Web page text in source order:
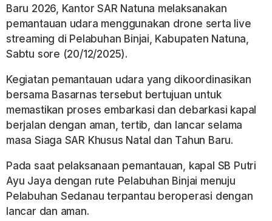
Baru 2026, Kantor SAR Natuna melaksanakan
pemantauan udara menggunakan drone serta live
streaming di Pelabuhan Binjai, Kabupaten Natuna,
Sabtu sore (20/12/2025).
Kegiatan pemantauan udara yang dikoordinasikan
bersama Basarnas tersebut bertujuan untuk
memastikan proses embarkasi dan debarkasi kapal
berjalan dengan aman, tertib, dan lancar selama
masa Siaga SAR Khusus Natal dan Tahun Baru.
Pada saat pelaksanaan pemantauan, kapal SB Putri
Ayu Jaya dengan rute Pelabuhan Binjai menuju
Pelabuhan Sedanau terpantau beroperasi dengan
lancar dan aman.